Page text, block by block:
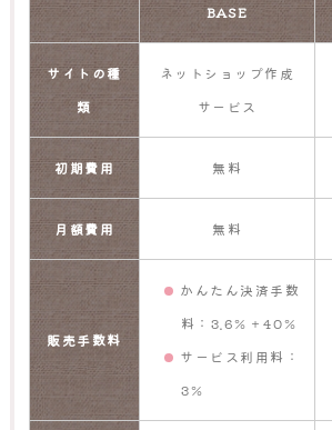
BASE
サイトの種
類
ネットショップ作成
サービス
初期費用 無料
月額費用 無料
販売手数料
かんたん決済手数
料：3.6％＋40％
サービス利用料：
3％